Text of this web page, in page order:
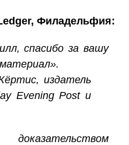
Филадельфия:
спасибо за вашу
издатель
Evening Post и